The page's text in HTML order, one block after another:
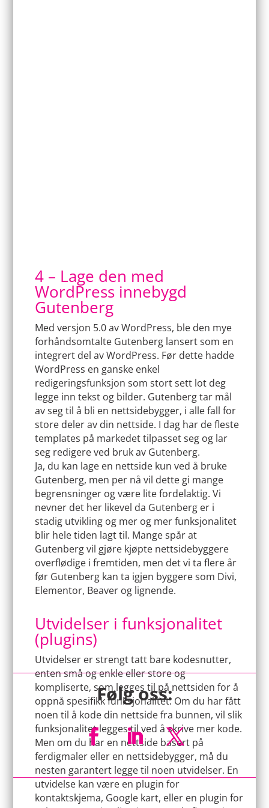
4 – Lage den med
WordPress innebygd
Gutenberg
Med versjon 5.0 av WordPress, ble den mye
forhåndsomtalte Gutenberg lansert som en
integrert del av WordPress. Før dette hadde
WordPress en ganske enkel
redigeringsfunksjon som stort sett lot deg
legge inn tekst og bilder. Gutenberg tar mål
av seg til å bli en nettsidebygger, i alle fall for
store deler av din nettside. I dag har de fleste
templates på markedet tilpasset seg og lar
seg redigere ved bruk av Gutenberg.
Ja, du kan lage en nettside kun ved å bruke
Gutenberg, men per nå vil dette gi mange
begrensninger og være lite fordelaktig. Vi
nevner det her likevel da Gutenberg er i
stadig utvikling og mer og mer funksjonalitet
blir hele tiden lagt til. Mange spår at
Gutenberg vil gjøre kjøpte nettsidebyggere
overflødige i fremtiden, men det vi ta flere år
før Gutenberg kan ta igjen byggere som Divi,
Elementor, Beaver og lignende.
Utvidelser i funksjonalitet
(plugins)
Utvidelser er strengt tatt bare kodesnutter,
enten små og enkle eller store og
kompliserte, som legges til på nettsiden for å
oppnå spesifikk funksjonalitet. Om du har fått
noen til å kode din nettside fra bunnen, vil slik
funksjonalitet legges til ved å skrive mer kode.
Men om du har en nettside basert på
ferdigmaler eller en nettsidebygger, må du
nesten garantert legge til noen utvidelser. En
utvidelse kan være en plugin for
kontaktskjema, Google kart, eller en plugin for
Følg oss:
FacebookLinkedIn Twitter